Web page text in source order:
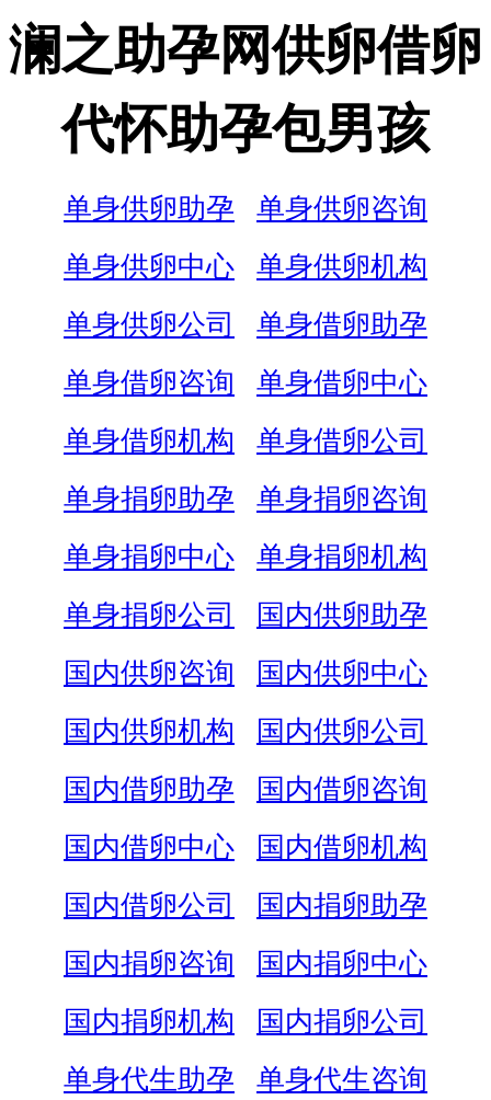
澜之助孕网供卵借卵
代怀助孕包男孩
单身供卵助孕
单身供卵咨询
单身供卵中心
单身供卵机构
单身供卵公司
单身借卵助孕
单身借卵咨询
单身借卵中心
单身借卵机构
单身借卵公司
单身捐卵助孕
单身捐卵咨询
单身捐卵中心
单身捐卵机构
单身捐卵公司
国内供卵助孕
国内供卵咨询
国内供卵中心
国内供卵机构
国内供卵公司
国内借卵助孕
国内借卵咨询
国内借卵中心
国内借卵机构
国内借卵公司
国内捐卵助孕
国内捐卵咨询
国内捐卵中心
国内捐卵机构
国内捐卵公司
单身代生助孕
单身代生咨询